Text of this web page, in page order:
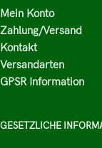
Mein Konto
Zahlung/Versand
Kontakt
Versandarten
GPSR Information
GESETZLICHE